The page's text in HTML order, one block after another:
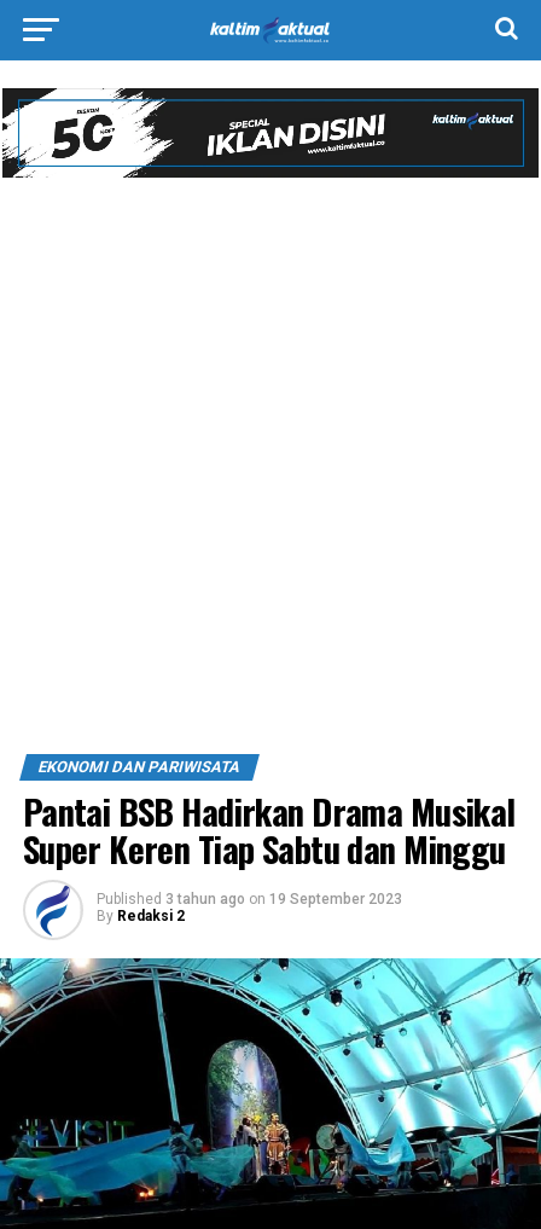
EKONOMI DAN PARIWISATA
Pantai BSB Hadirkan Drama Musikal
Super Keren Tiap Sabtu dan Minggu
Published 3 tahun ago on 19 September 2023
By Redaksi 2